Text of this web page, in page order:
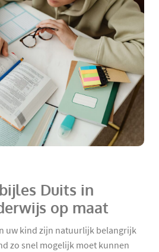
Duits in
op maat
uw kind zijn natuurlijk belangrijk
zo snel mogelijk moet kunnen